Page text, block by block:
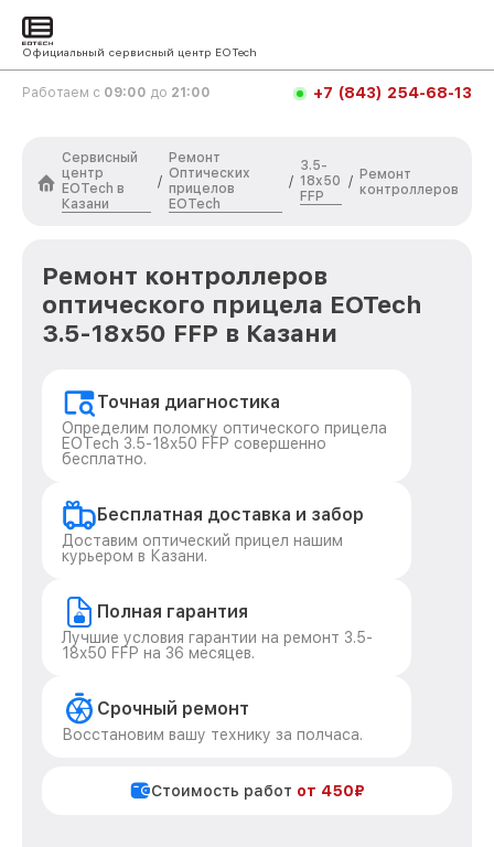
Официальный сервисный центр EOTech
Работаем с 09:00 до 21:00 +7 (843) 254-68-13
Сервисный
центр
EOTech в
Казани
/
Ремонт
Оптических
прицелов
EOTech
/
3.5-
18x50
FFP
/ Ремонт
контроллеров
Ремонт контроллеров
оптического прицела EOTech
3.5-18x50 FFP в Казани
Точная диагностика
Определим поломку оптического прицела
EOTech 3.5-18x50 FFP совершенно
бесплатно.
Бесплатная доставка и забор
Доставим оптический прицел нашим
курьером в Казани.
Полная гарантия
Лучшие условия гарантии на ремонт 3.5-
18x50 FFP на 36 месяцев.
Срочный ремонт
Восстановим вашу технику за полчаса.
Стоимость работ от 450₽